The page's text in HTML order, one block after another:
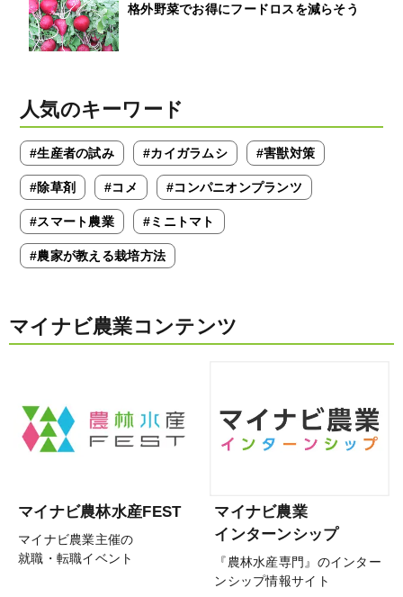
格外野菜でお得にフードロスを減らそう
人気のキーワード
#生産者の試み #カイガラムシ #害獣対策
#除草剤 #コメ #コンパニオンプランツ
#スマート農業 #ミニトマト
#農家が教える栽培方法
マイナビ農業コンテンツ
マイナビ農林水産FEST
マイナビ農業主催の
就職・転職イベント
マイナビ農業
インターンシップ
『農林水産専門』のインター
ンシップ情報サイト